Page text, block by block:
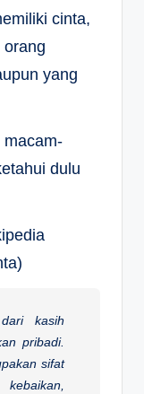
cinta,
orang
yang
macam-
dulu
kasih
pribadi.
sifat